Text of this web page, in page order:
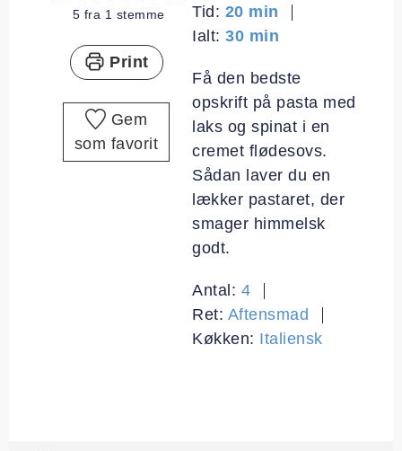
5 fra 1 stemme
Print
Gem
som favorit
Tid: 20minutter
min
Ialt:30minutter
min
Få den bedste
opskrift på pasta med
laks og spinat i en
cremet flødesovs.
Sådan laver du en
lækker pastaret, der
smager himmelsk
godt.
Antal: 4
Ret: Aftensmad
Køkken: Italiensk